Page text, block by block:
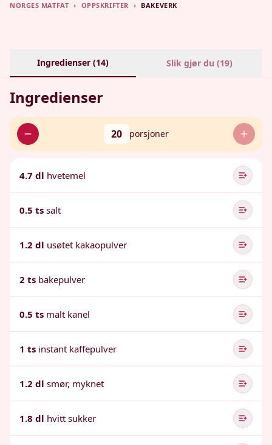
NORGES MATFAT › OPPSKRIFTER › BAKEVERK
Ingredienser (14) Slik gjør du (19)
Ingredienser
20 porsjoner
4.7 dl hvetemel
0.5 ts salt
1.2 dl usøtet kakaopulver
2 ts bakepulver
0.5 ts malt kanel
1 ts instant kaffepulver
1.2 dl smør, myknet
1.8 dl hvitt sukker